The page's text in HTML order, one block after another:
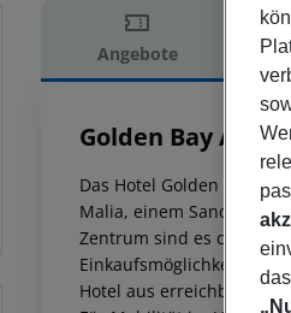
Angebote
Golden Bay
Das Hotel Golden Bay
Malia, einem
Zentrum sind es ca. 200
Einkaufsmöglichkeiten
Hotel aus erreichbar: